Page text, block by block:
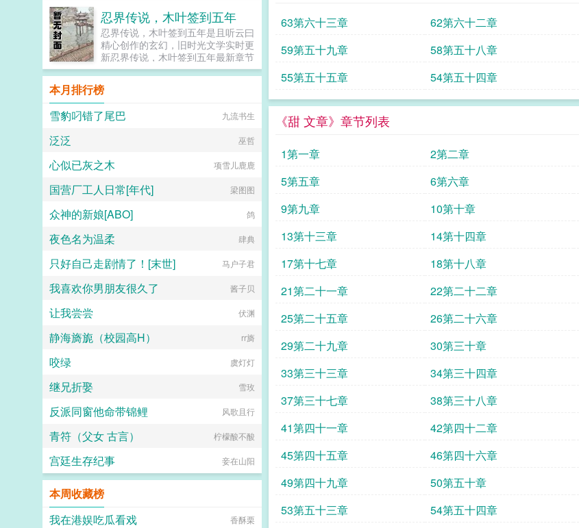
63第六十三章 62第六十二章
59第五十九章
58第五十八章
55第五十五章
54第五十四章
《甜 文章》章节列表
1第一章 2第二章
5第五章
6第六章
9第九章
10第十章
13第十三章
14第十四章
17第十七章
18第十八章
21第二十一章
22第二十二章
25第二十五章
26第二十六章
29第二十九章
30第三十章
33第三十三章
34第三十四章
37第三十七章
38第三十八章
41第四十一章
42第四十二章
45第四十五章
46第四十六章
49第四十九章
50第五十章
53第五十三章
54第五十四章
正，看着她嘀咕自己，脸上露出了冷
笑妖孽，待朕回去，一定烧死你！只
是，雍正不知道占了自己身体的是一
只善于魅惑人心的桃花妖。这妖精干
啥啥不行，但就是娇花爱美人，妖精
爱幼崽。于是后来，雍正发现他的嫡
妻爱重她，给她把后宫打理的井井有
条，妻妾和睦。他的贵妃喜欢她，让
她哥给她荡平四海。他的齐妃心悦
她，给她养好了一溜崽子而她的儿子
们，那更是不得了皇阿玛，儿子瞧着
咱们大清地球仪上的领土还是太少，
您瞧儿子的！于是，兄弟几个你争我
抢，出国打下大片江山。而她的女儿
们，及笄之龄，长鞭一甩皇阿玛放
心，女儿一定看好（收拾服）驸马，
保证不让蒙古给您添乱！于是蒙古四
十九部乖巧如鸡。雍正重来一次，朕
怎么连只妖精都不如？！！一句话简
介和雍正性别互换后我成了万人迷...
忍界传说，木叶签到五年
忍界传说，木叶签到五年是且听云曰
精心创作的玄幻，旧时光文学实时更
新忍界传说，木叶签到五年最新章节
并且提供无弹窗阅读，书友所发表的
忍界传说，木叶签到五年评论，并不
代表旧时光文学赞同或者支持忍界传
说，木叶签到五年读者的观点。...
本月排行榜
雪豹叼错了尾巴
九流书生
泛泛 巫哲
心似已灰之木 项雪儿鹿鹿
国营厂工人日常[年代] 梁图图
众神的新娘[ABO] 鸽
夜色名为温柔 肆典
只好自己走剧情了！[末世] 马户子君
我喜欢你男朋友很久了 酱子贝
让我尝尝 伏渊
静海旖旎（校园高H） rr旖
咬绿 虞灯灯
继兄折娶 雪玫
反派同窗他命带锦鲤 风歌且行
青符（父女 古言） 柠檬酸不酸
宫廷生存纪事 妾在山阳
本周收藏榜
我在港娱吃瓜看戏
香酥栗